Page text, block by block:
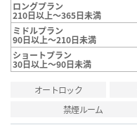
ロングプラン
210日以上～365日未満
ミドルプラン
90日以上～210日未満
ショートプラン
30日以上～90日未満
オートロック
禁煙ルーム